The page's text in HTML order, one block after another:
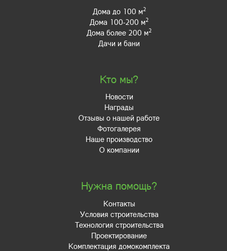
Дома до 100 м2
Дома 100-200 м2
Дома более 200 м2
Дачи и бани
Кто мы?
Новости
Награды
Отзывы о нашей работе
Фотогалерея
Наше производство
О компании
Нужна помощь?
Контакты
Условия строительства
Технология строительства
Проектирование
Комплектация домокомплекта